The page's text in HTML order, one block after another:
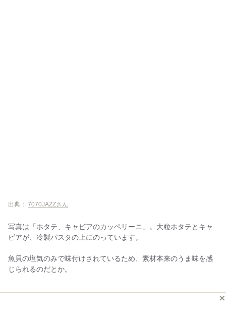
出典： 7070JAZZさん
写真は「ホタテ、キャビアのカッペリーニ」。大粒ホタテとキャ
ビアが、冷製パスタの上にのっています。
魚貝の塩気のみで味付けされているため、素材本来のうま味を感
じられるのだとか。